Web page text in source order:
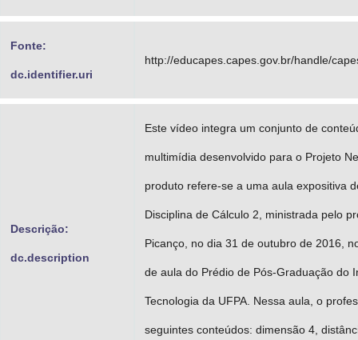
Fonte:
dc.identifier.uri
http://educapes.capes.gov.br/handle/
Descrição:
dc.description
Este vídeo integra um conjunto de
multimídia desenvolvido para o Projeto
produto refere-se a uma aula expositiva
Disciplina de Cálculo 2, ministrada pelo
Picanço, no dia 31 de outubro de 2016,
de aula do Prédio de Pós-Graduação do
Tecnologia da UFPA. Nessa aula, o
seguintes conteúdos: dimensão 4,